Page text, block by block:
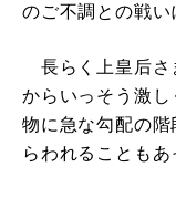
のご不調との戦い
長らく上皇后さ
からいっそう激
物に急な勾配の
らわれることもあ